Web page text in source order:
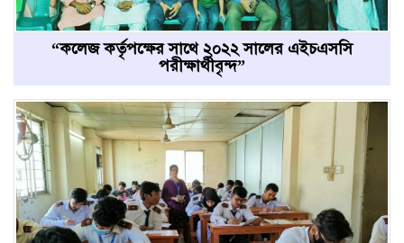
“কলেজ কর্তৃপক্ষের সাথে ২০২২ সালের এইচএসসি
পরীক্ষার্থীবৃন্দ”